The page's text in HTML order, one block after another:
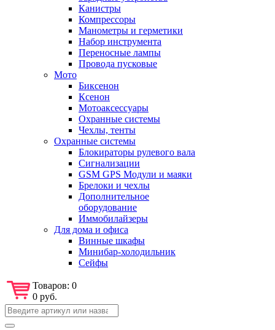
Канистры
Компрессоры
Манометры и герметики
Набор инструмента
Переносные лампы
Провода пусковые
Мото
Биксенон
Ксенон
Мотоаксессуары
Охранные системы
Чехлы, тенты
Охранные системы
Блокираторы рулевого вала
Сигнализации
GSM GPS Модули и маяки
Брелоки и чехлы
Дополнительное
оборудование
Иммобилайзеры
Для дома и офиса
Винные шкафы
Минибар-холодильник
Сейфы
Товаров: 0
0 руб.